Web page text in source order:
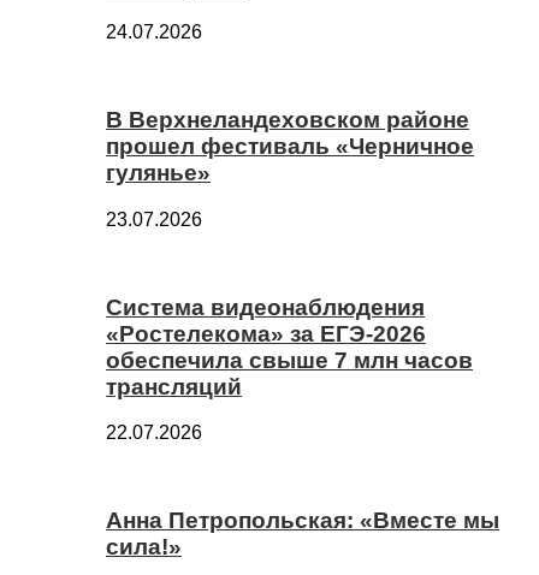
24.07.2026
В Верхнеландеховском районе
прошел фестиваль «Черничное
гулянье»
23.07.2026
Система видеонаблюдения
«Ростелекома» за ЕГЭ-2026
обеспечила свыше 7 млн часов
трансляций
22.07.2026
Анна Петропольская: «Вместе мы
сила!»